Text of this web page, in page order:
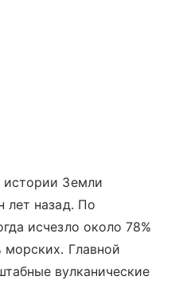
Земли
лет назад. По
исчезло около 78%
Главной
вулканические